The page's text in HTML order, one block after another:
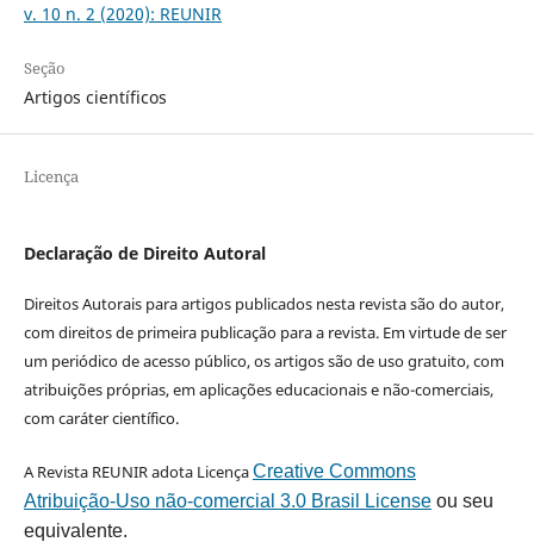
v. 10 n. 2 (2020): REUNIR
Seção
Artigos científicos
Licença
Declaração de Direito Autoral
Direitos Autorais para artigos publicados nesta revista são do autor,
com direitos de primeira publicação para a revista. Em virtude de ser
um periódico de acesso público, os artigos são de uso gratuito, com
atribuições próprias, em aplicações educacionais e não-comerciais,
com caráter científico.
A Revista REUNIR adota LicençaCreative Commons
Atribuição-Uso não-comercial 3.0 Brasil Licenseou seu
equivalente.